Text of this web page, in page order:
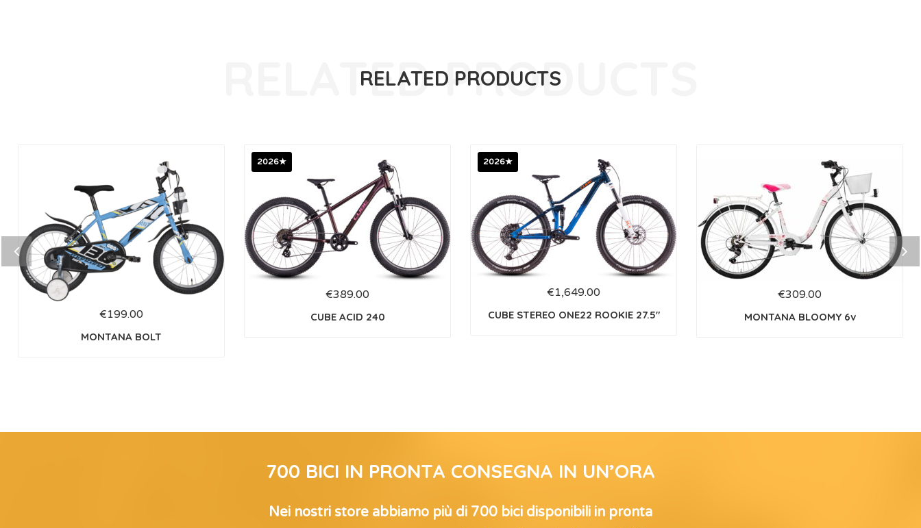
RELATED PRODUCTS
€199.00
MONTANA BOLT
2026★
€389.00
CUBE ACID 240
2026★
€1,649.00
CUBE STEREO ONE22 ROOKIE 27.5″
€309.00
MONTANA BLOOMY 6v
700 BICI IN PRONTA CONSEGNA IN UN’ORA
Nei nostri store abbiamo più di 700 bici disponibili in pronta